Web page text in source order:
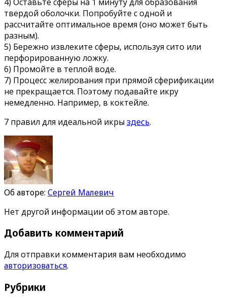
твердой оболочки. Попробуйте с одной и
рассчитайте оптимальное время (оно может быть
разным).
5) Бережно извлеките сферы, используя сито или
перфорированную ложку.
6) Промойте в теплой воде.
7) Процесс желирования при прямой сферификации
не прекращается. Поэтому подавайте икру
немедленно. Например, в коктейле.
7 правил для идеальной икры здесь.
Об авторе: Сергей Малевич
Нет другой информации об этом авторе.
Добавить комментарий
Для отправки комментария вам необходимо
авторизоваться.
Рубрики